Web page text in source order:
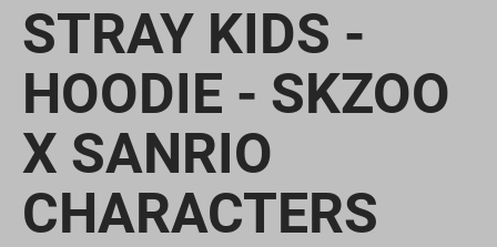
STRAY KIDS -
HOODIE - SKZOO
X SANRIO
CHARACTERS